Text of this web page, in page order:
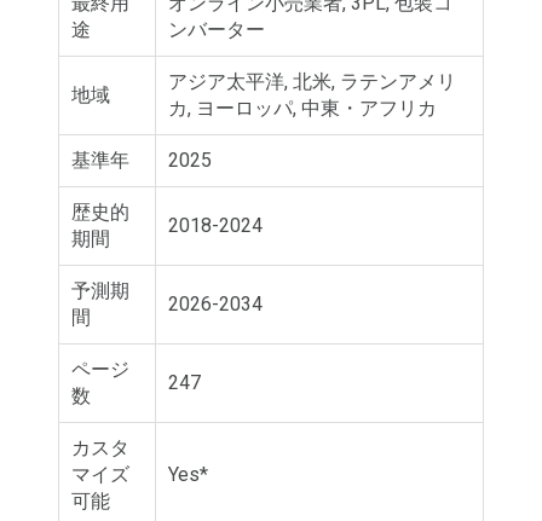
途
ンバーター
地域
アジア太平洋, 北米, ラテンアメリ
カ, ヨーロッパ, 中東・アフリカ
基準年 2025
歴史的
期間
2018-2024
予測期
間
2026-2034
ページ
数
247
カスタ
マイズ
可能
Yes*